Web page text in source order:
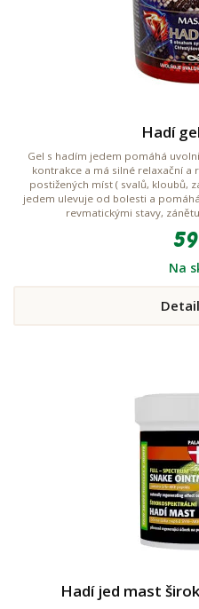
Hadí
Gel s hadím jedem pomáhá
kontrakce a má silné relaxační a
postižených míst ( svalů, kloubů,
jedem ulevuje od bolesti a
revmatickými stavy,
Na
Hadí jed mast